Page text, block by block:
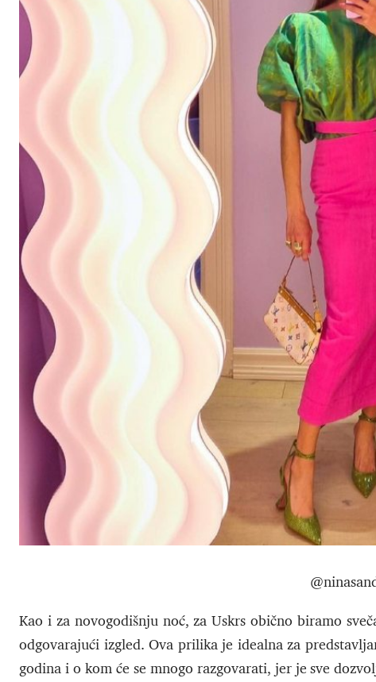
Kao i za novogodišnju noć, za Uskrs obično biramo
odgovarajući izgled. Ova prilika je idealna za
godina i o kom će se mnogo razgovarati, jer je sve